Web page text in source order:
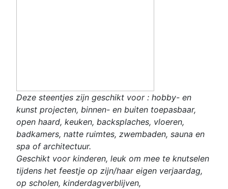
Deze steentjes zijn geschikt voor : hobby- en
kunst projecten, binnen- en buiten toepasbaar,
open haard, keuken, backsplaches, vloeren,
badkamers, natte ruimtes, zwembaden, sauna en
spa of architectuur.
Geschikt voor kinderen, leuk om mee te knutselen
tijdens het feestje op zijn/haar eigen verjaardag,
op scholen, kinderdagverblijven,